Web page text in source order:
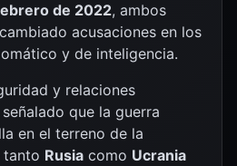
de 2022, ambos
acusaciones en los
y de inteligencia.
y relaciones
que la guerra
en el terreno de la
tanto Rusia como Ucrania